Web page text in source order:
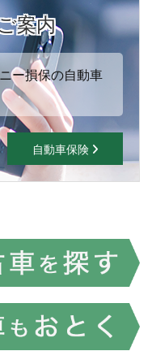
案内
ー損保の自動車
自動車保険